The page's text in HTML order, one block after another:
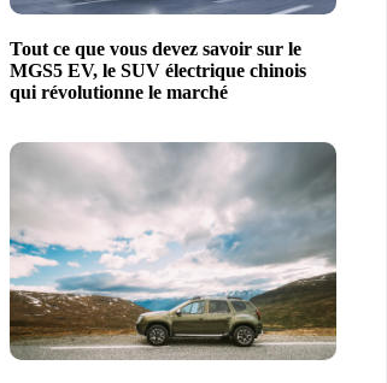
Tout ce que vous devez savoir sur le
MGS5 EV, le SUV électrique chinois
qui révolutionne le marché